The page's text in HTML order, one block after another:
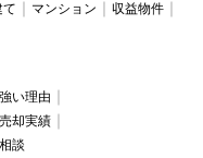
マンション
収益物件
い理由
却実績
談